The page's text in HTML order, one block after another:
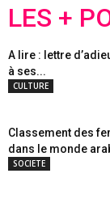
LES +
A lire : lettre
à ses...
CULTURE
Classement des
dans le monde
SOCIETE